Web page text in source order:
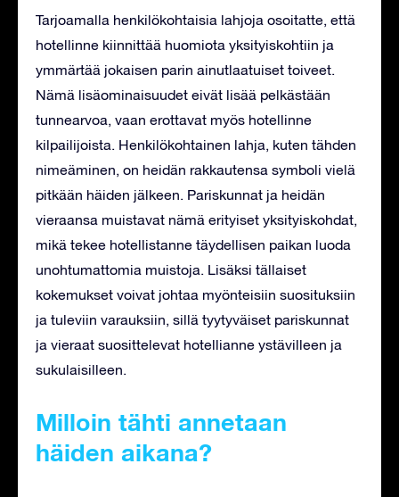
Tarjoamalla henkilökohtaisia lahjoja osoitatte, että
hotellinne kiinnittää huomiota yksityiskohtiin ja
ymmärtää jokaisen parin ainutlaatuiset toiveet.
Nämä lisäominaisuudet eivät lisää pelkästään
tunnearvoa, vaan erottavat myös hotellinne
kilpailijoista. Henkilökohtainen lahja, kuten tähden
nimeäminen, on heidän rakkautensa symboli vielä
pitkään häiden jälkeen. Pariskunnat ja heidän
vieraansa muistavat nämä erityiset yksityiskohdat,
mikä tekee hotellistanne täydellisen paikan luoda
unohtumattomia muistoja. Lisäksi tällaiset
kokemukset voivat johtaa myönteisiin suosituksiin
ja tuleviin varauksiin, sillä tyytyväiset pariskunnat
ja vieraat suosittelevat hotellianne ystävilleen ja
sukulaisilleen.
Milloin tähti annetaan
häiden aikana?